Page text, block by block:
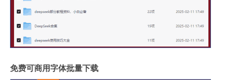
免费可商用字体批量下载